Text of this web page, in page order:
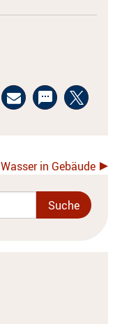
Wasser in Gebäude